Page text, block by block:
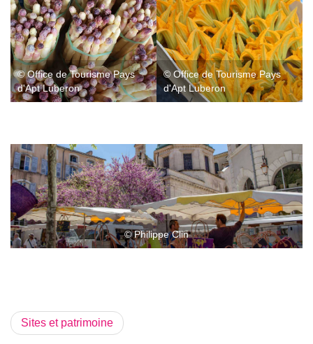
© Office de Tourisme Pays
d'Apt Luberon
© Office de Tourisme Pays
d'Apt Luberon
© Philippe Clin
Sites et patrimoine